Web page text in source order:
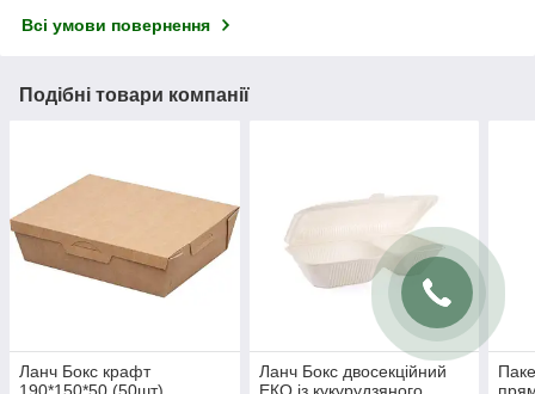
Всі умови повернення
Подібні товари компанії
Ланч Бокс крафт
Ланч Бокс двосекційний